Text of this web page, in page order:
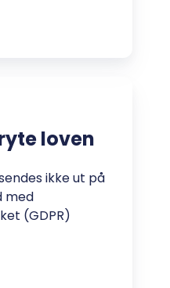
loven
ikke ut på
med
(GDPR)